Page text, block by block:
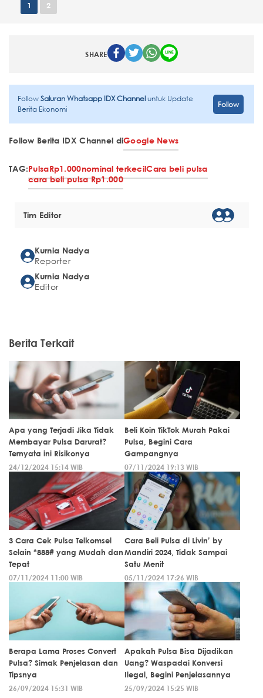
1 2
SHARE
FollowSaluran Whatsapp IDX Channeluntuk Update
Berita Ekonomi
Follow
Follow Berita IDX Channel diGoogle News
TAG:PulsaRp1.000nominal terkecilCara beli pulsa
cara beli pulsa Rp1.000
Tim Editor
Kurnia Nadya
Reporter
Kurnia Nadya
Editor
Berita Terkait
Apa yang Terjadi Jika Tidak
Membayar Pulsa Darurat?
Ternyata ini Risikonya
24/12/2024 15:14 WIB
Beli Koin TikTok Murah Pakai
Pulsa, Begini Cara
Gampangnya
07/11/2024 19:13 WIB
3 Cara Cek Pulsa Telkomsel
Selain *888# yang Mudah dan
Tepat
07/11/2024 11:00 WIB
Cara Beli Pulsa di Livin’ by
Mandiri 2024, Tidak Sampai
Satu Menit
05/11/2024 17:26 WIB
Berapa Lama Proses Convert
Pulsa? Simak Penjelasan dan
Tipsnya
26/09/2024 15:31 WIB
Apakah Pulsa Bisa Dijadikan
Uang? Waspadai Konversi
Ilegal, Begini Penjelasannya
25/09/2024 15:25 WIB